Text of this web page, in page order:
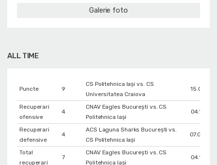
Galerie foto
ALL TIME
Puncte 9
CS Politehnica Iași vs. CS
Universitatea Craiova
Recuperari
ofensive
4
CNAV Eagles București vs. CS
Politehnica Iași
Recuperari
defensive
4
ACS Laguna Sharks București vs.
CS Politehnica Iași
Total
recuperari
7
CNAV Eagles București vs. CS
Politehnica Iași